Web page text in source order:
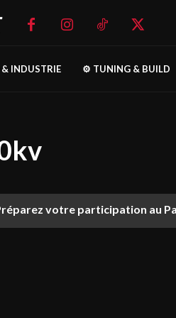
INDUSTRIE ⚙️ TUNING & BUILD
votre participation au